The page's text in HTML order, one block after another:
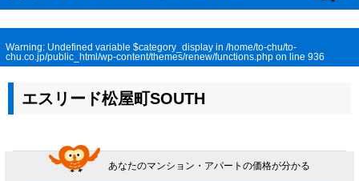
Warning: Undefined variable $category_display in /home/to-chu/to-
chu.co.jp/public_html/wp-content/themes/renew/functions.php on line 936
エスリード松屋町SOUTH
あなたのマンション・アパートの価格が分かる